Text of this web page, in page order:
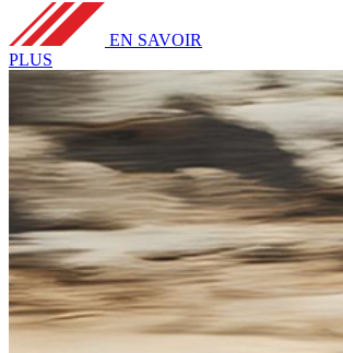
EN SAVOIR
PLUS